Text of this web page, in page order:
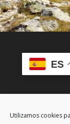
Utilizamos cookies
ES